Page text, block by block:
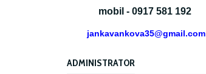
mobil - 0917 581 192
jankavankova35@gmail.com
ADMINISTRATOR